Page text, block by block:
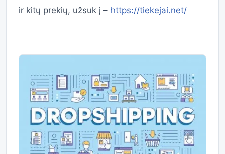
ir kitų prekių, užsuk į – https://tiekejai.net/